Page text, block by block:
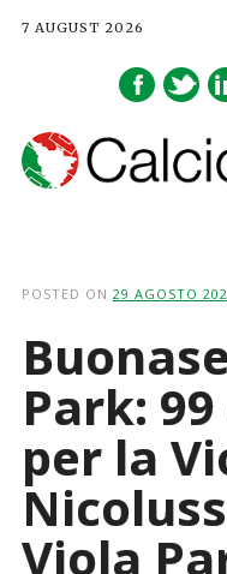
7 AUGUST 2026
POSTED ON 29 AGOSTO
Park:
per la
Viola